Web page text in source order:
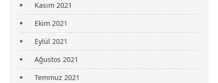
Kasım 2021
Ekim 2021
Eylül 2021
Ağustos 2021
Temmuz 2021